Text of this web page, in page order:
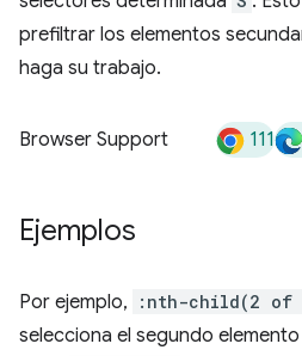
prefiltrar los elementos
haga su trabajo.
Browser Support 111
Ejemplos
Por ejemplo, :nth-child(2 of
selecciona el segundo